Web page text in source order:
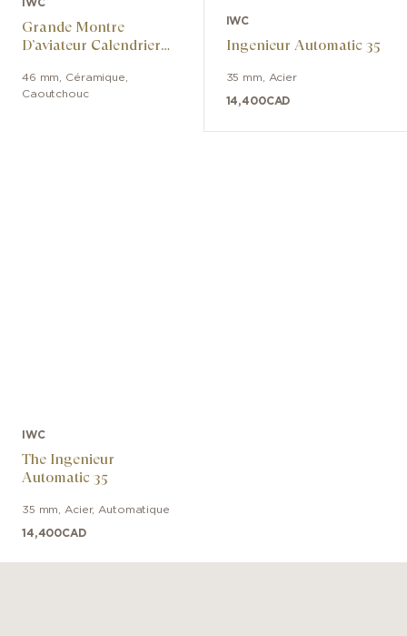
IWC
Grande Montre
D’aviateur Calendrier
46 mm Céramique
Caoutchouc
IWC
Ingenieur Automatic 35
35 mm Acier
14,400CAD
IWC
The Ingenieur
Automatic 35
35 mm Acier, Automatique
14,400CAD